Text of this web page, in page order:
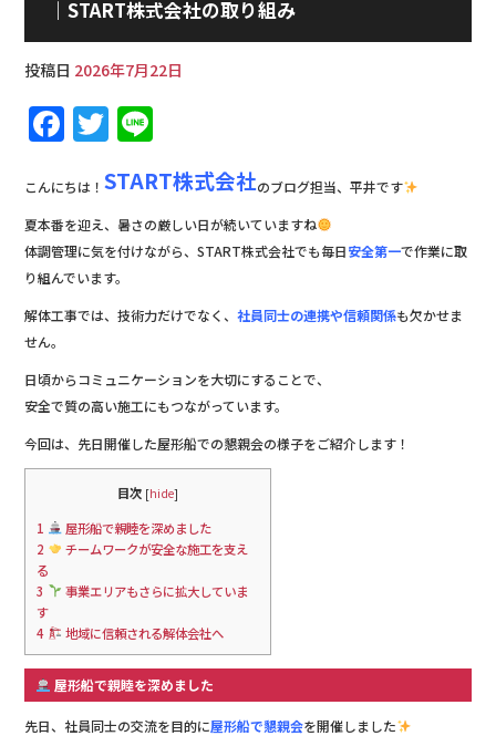
｜START株式会社の取り組み
投稿日 2026年7月22日
F
c
e
b
o
o
k
T
it
te
r
e
こんにちは！START株式会社のブログ担当、平井です
夏本番を迎え、暑さの厳しい日が続いていますね
体調管理に気を付けながら、START株式会社でも毎日安全第一で作業に取
り組んでいます。
解体工事では、技術力だけでなく、社員同士の連携や信頼関係も欠かせま
せん。
日頃からコミュニケーションを大切にすることで、
安全で質の高い施工にもつながっています。
今回は、先日開催した屋形船での懇親会の様子をご紹介します！
目次 [hide]
1
屋形船で親睦を深めました
2
チームワークが安全な施工を支え
る
3
事業エリアもさらに拡大していま
す
4
地域に信頼される解体会社へ
屋形船で親睦を深めました
先日、社員同士の交流を目的に屋形船で懇親会を開催しました